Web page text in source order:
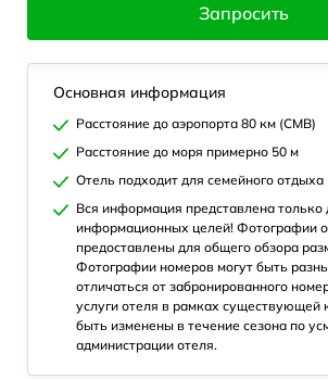
Запросить
Основная информация
Расстояние до аэропорта 80 км (CMB)
Расстояние до моря примерно 50 м
Отель подходит для семейного отдыха
Вся информация представлена только
информационных целей! Фотографии
предоставлены для общего обзора
Фотографии номеров могут быть
отличаться от забронированного
услуги отеля в рамках существующей
быть изменены в течение сезона по
администрации отеля.